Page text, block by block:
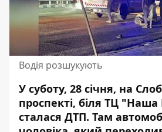
Водія розшукують
У суботу, 28 січня, на
проспекті, біля ТЦ
сталася ДТП. Там